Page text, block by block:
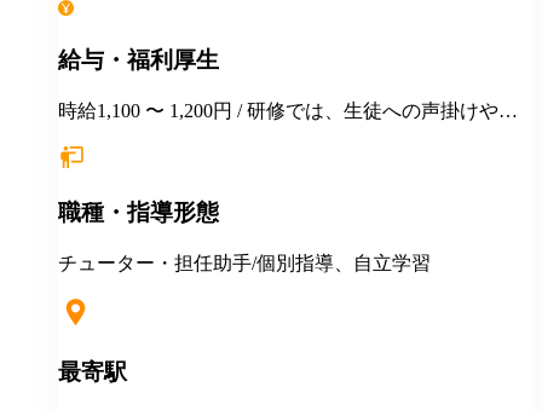
給与・福利厚生
時給1,100 〜 1,200円 / 研修では、生徒への声掛けや合
します。
職種・指導形態
チューター・担任助手/個別指導、自立学習
最寄駅